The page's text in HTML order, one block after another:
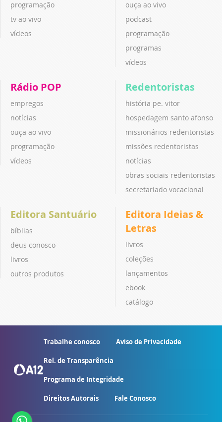
programação
tv ao vivo
vídeos
ouça ao vivo
podcast
programação
programas
vídeos
Rádio POP
empregos
notícias
ouça ao vivo
programação
vídeos
Redentoristas
história pe. vitor
hospedagem santo afonso
missionários redentoristas
missões redentoristas
notícias
obras sociais redentoristas
secretariado vocacional
Editora Santuário
bíblias
deus conosco
livros
outros produtos
Editora Ideias &
Letras
livros
coleções
lançamentos
ebook
catálogo
Trabalhe conosco Aviso de Privacidade
Rel. de Transparência
Programa de Integridade
Direitos Autorais Fale Conosco